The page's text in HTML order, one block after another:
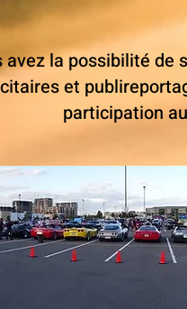
avez la possibilité de
et
participation